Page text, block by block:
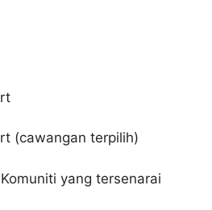
(cawangan terpilih)
yang tersenarai